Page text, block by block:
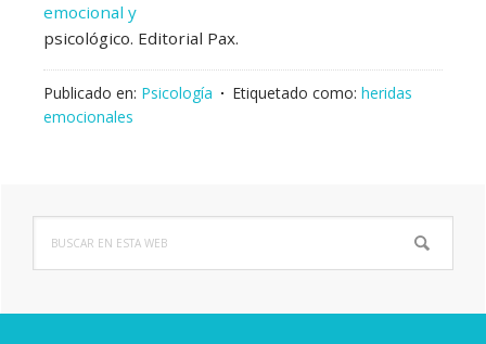
emocional y
psicológico. Editorial Pax.
Publicado en: Psicología Etiquetado como: heridas
emocionales
Barra
lateral
principal
esta